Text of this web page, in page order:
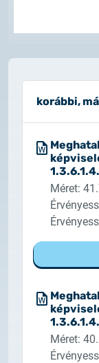
Teszt
korábbi,
Méret:
Méret: